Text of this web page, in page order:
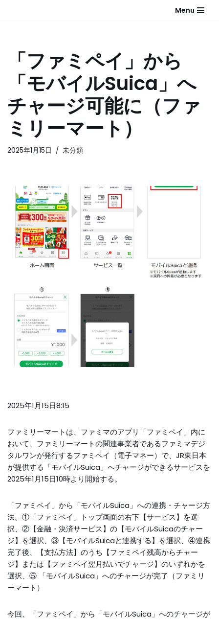
キ
ッ
プ
Menu
「ファミペイ」から
「モバイルSuica」へ
チャージ可能に（ファ
ミリーマート）
2025年1月15日 未分類
2025年1月15日8:15
ファミリーマートは、ファミマのアプリ「ファミペイ」内に
おいて、ファミリーマートの関連事業者であるファミマデジ
タルワンが発行するファミペイ（電子マネー）で、JR東日本
が提供する「モバイルSuica」へチャージができるサービスを
2025年1月15日10時より開始する。
「ファミペイ」から「モバイルSuica」への連携・チャージ方
法。①「ファミペイ」トップ画面の右下【サービス】を選
択、②【金融・決済サービス】の【モバイルSuicaのチャー
ジ】を選択、③【モバイルSuicaと連携する】を選択、④連携
完了後、【支払方法】のうち【ファミペイ残高からチャー
ジ】または【ファミペイ翌月払いでチャージ】のいずれかを
選択、⑤ 「モバイルSuica」へのチャージが完了（ファミリ
ーマート）
今回、「ファミペイ」から「モバイルSuica」へのチャージが